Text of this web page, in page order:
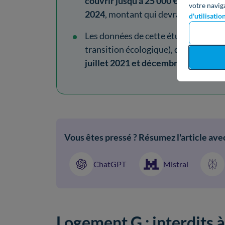
votre
2024, montant qui devrait rester
Les données de cette étude
transition écologique), qui
juillet 2021 et décembre 2024
Vous êtes pressé ? Résumez l'article
ChatGPT Mistral